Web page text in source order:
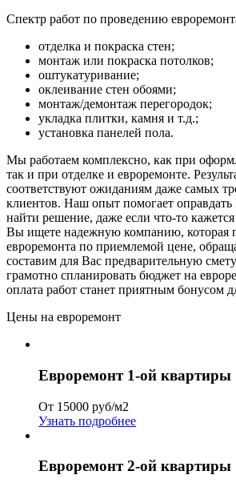
Спектр работ по проведению
отделка и покраска стен;
монтаж или покраска потолков;
оштукатуривание;
оклеивание стен обоями;
монтаж/демонтаж перегородок;
укладка плитки, камня и т.д.;
установка панелей пола.
Мы работаем комплексно, как при
так и при отделке и евроремонте.
соответствуют ожиданиям даже самых
клиентов. Наш опыт помогает
найти решение, даже если что-то
Вы ищете надежную компанию, которая
евроремонта по приемлемой цене,
составим для Вас предварительную
грамотно спланировать бюджет на
оплата работ станет приятным бонусом
Цены на евроремонт
Евроремонт 1-ой квартиры
От 15000 руб/м2
Узнать подробнее
Евроремонт 2-ой квартиры